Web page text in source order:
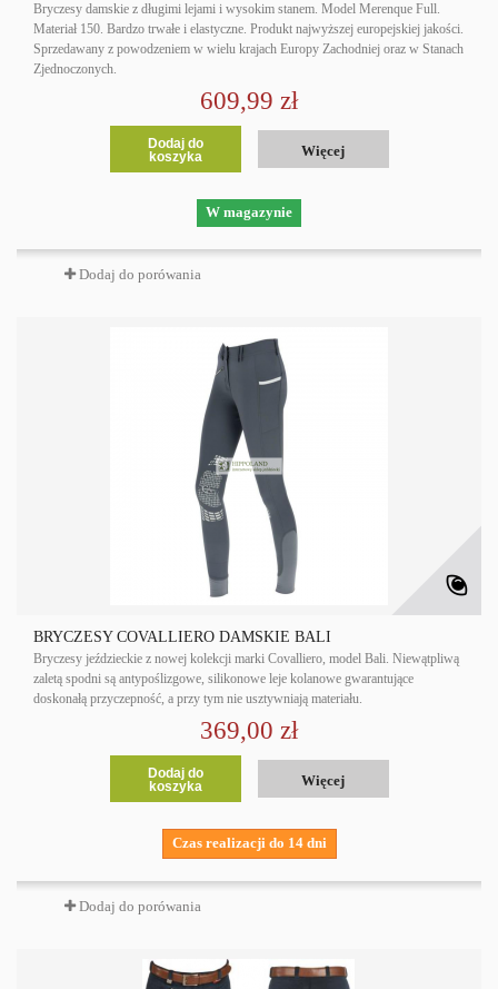
Bryczesy damskie z długimi lejami i wysokim stanem. Model Merenque Full.
Materiał 150. Bardzo trwałe i elastyczne. Produkt najwyższej europejskiej jakości.
Sprzedawany z powodzeniem w wielu krajach Europy Zachodniej oraz w Stanach
Zjednoczonych.
609,99 zł
Dodaj do
koszyka
Więcej
W magazynie
Dodaj do porówania
BRYCZESY COVALLIERO DAMSKIE BALI
Bryczesy jeździeckie z nowej kolekcji marki Covalliero, model Bali. Niewątpliwą
zaletą spodni są antypoślizgowe, silikonowe leje kolanowe gwarantujące
doskonałą przyczepność, a przy tym nie usztywniają materiału.
369,00 zł
Dodaj do
koszyka
Więcej
Czas realizacji do 14 dni
Dodaj do porówania